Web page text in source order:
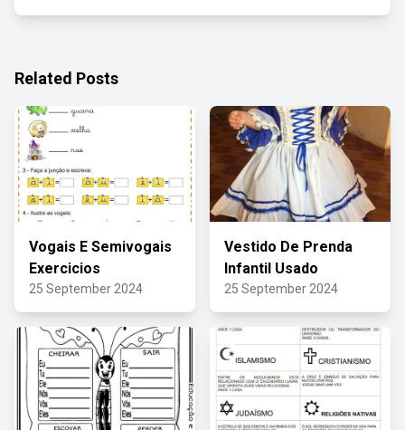
Related Posts
Vogais E Semivogais
Exercicios
25 September 2024
Vestido De Prenda
Infantil Usado
25 September 2024